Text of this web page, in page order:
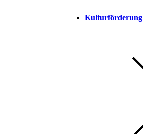
Kulturförderung